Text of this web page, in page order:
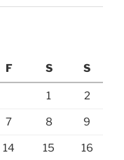
F S S
1 2
7 8 9
14 15 16